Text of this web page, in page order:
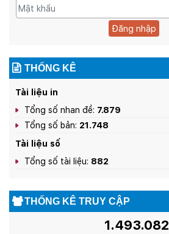
Đăng nhập
THỐNG KÊ
Tài liệu in
Tổng số nhan đề: 7.879
Tổng số bản: 21.748
Tài liệu số
Tổng số tài liệu: 882
THỐNG KÊ TRUY CẬP
1.493.082